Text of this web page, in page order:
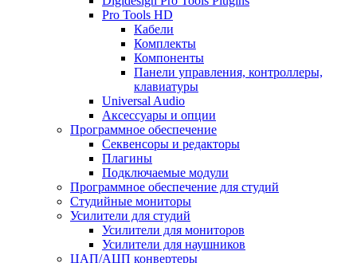
Pro Tools HD
Кабели
Комплекты
Компоненты
Панели управления, контроллеры,
клавиатуры
Universal Audio
Аксессуары и опции
Программное обеспечение
Cеквенсоры и редакторы
Плагины
Подключаемые модули
Программное обеспечение для студий
Студийные мониторы
Усилители для студий
Усилители для мониторов
Усилители для наушников
ЦАП/АЦП конвертеры